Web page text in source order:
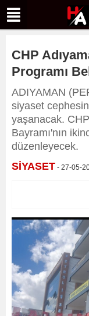
CHP
Programı
ADIYAMAN
siyaset
yaşanacak.
Bayramı'nın
düzenleyecek.
SİYASET - 27-05-